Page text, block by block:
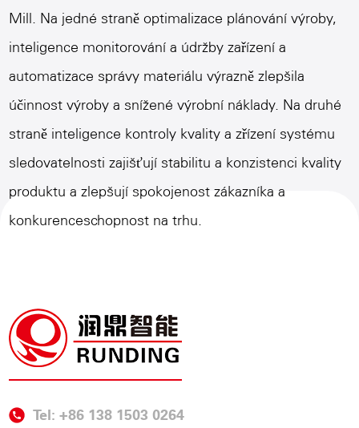
Mill. Na jedné straně optimalizace plánování výroby,
inteligence monitorování a údržby zařízení a
automatizace správy materiálu výrazně zlepšila
účinnost výroby a snížené výrobní náklady. Na druhé
straně inteligence kontroly kvality a zřízení systému
sledovatelnosti zajišťují stabilitu a konzistenci kvality
produktu a zlepšují spokojenost zákazníka a
konkurenceschopnost na trhu.
Tel: +86 138 1503 0264